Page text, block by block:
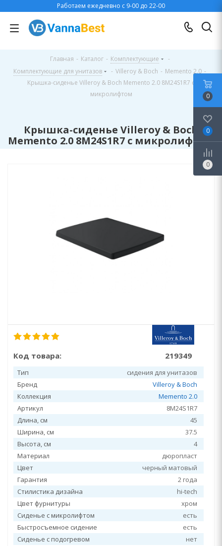
Работаем ежедневно с 9-00 до 22-00
Главная - Каталог - Комплектующие
-
Комплектующие для унитазов
- Villeroy & Boch - Memento 2.0 -
Крышка-сиденье Villeroy & Boch Memento 2.0 8M24S1R7 с
микролифтом
Крышка-сиденье Villeroy & Boch
Memento 2.0 8M24S1R7 с микролифтом
Код товара: 219349
Тип
сидения для унитазов
Бренд
Villeroy & Boch
Коллекция
Memento 2.0
Артикул
8M24S1R7
Длина, см
45
Ширина, см
37.5
Высота, см
4
Материал
дюропласт
Цвет
черный матовый
Гарантия
2 года
Стилистика дизайна
hi-tech
Цвет фурнитуры
хром
Сиденье с микролифтом
есть
Быстросъемное сидение
есть
Сиденье с подогревом
нет
0
0
0